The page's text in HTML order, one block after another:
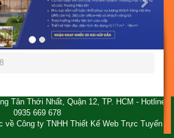
Tân Thới Nhất, Quận 12, TP. HCM - Hotline:
0935 669 678
về Công ty TNHH Thiết Kế Web Trực Tuyến